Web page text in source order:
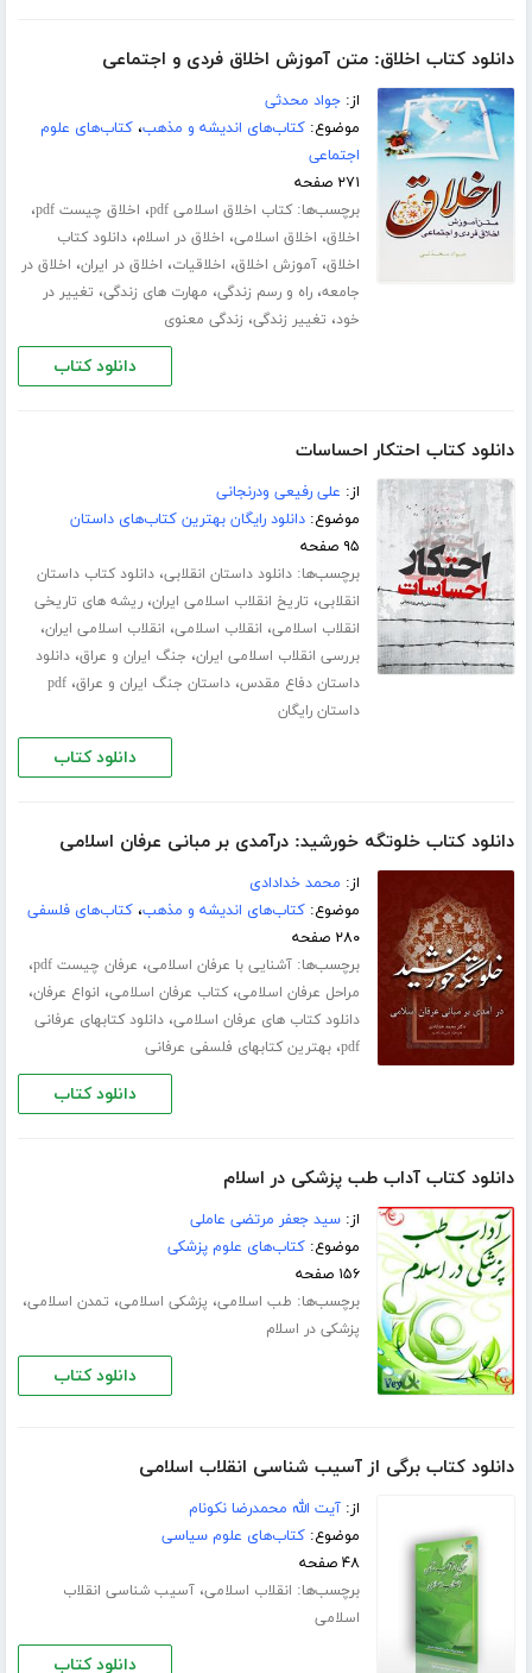
دانلود کتاب اخلاق: متن آموزش اخلاق فردی و اجتماعی
از:جواد محدثی
موضوع:کتاب‌های اندیشه و مذهب،کتاب‌های علوم
اجتماعی
۲۷۱ صفحه
برچسب‌ها:کتاب اخلاق اسلامی pdf ، اخلاق چیست pdf ،
اخلاق، اخلاق اسلامی، اخلاق در اسلام،دانلود کتاب
اخلاق،آموزش اخلاق، اخلاقیات، اخلاق در ایران، اخلاق در
جامعه،راه و رسم زندگی، مهارت های زندگی، تغییر در
خود، تغییر زندگی، زندگی معنوی
دانلود کتاب
دانلود کتاب احتکار احساسات
از: علی رفیعی ودرنجانی
موضوع:دانلود رایگان بهترین کتاب‌های داستان
۹۵ صفحه
برچسب‌ها:دانلود داستان انقلابی،دانلود کتاب داستان
انقلابی، تاریخ انقلاب اسلامی ایران،ریشه های تاریخی
انقلاب اسلامی، انقلاب اسلامی، انقلاب اسلامی ایران،
بررسی انقلاب اسلامی ایران، جنگ ایران و عراق،دانلود
داستان دفاع مقدس،داستان جنگ ایران و عراق،pdf
داستان رایگان
دانلود کتاب
دانلود کتاب خلوتگه خورشید: درآمدی بر مبانی عرفان اسلامی
از: محمد خدادادی
موضوع:کتاب‌های اندیشه و مذهب،کتاب‌های فلسفی
۲۸۰ صفحه
برچسب‌ها:آشنایی با عرفان اسلامی، عرفان چیست pdf ،
مراحل عرفان اسلامی،کتاب عرفان اسلامی، انواع عرفان،
دانلود کتاب های عرفان اسلامی،دانلود کتابهای عرفانی
pdf،بهترین کتابهای فلسفی عرفانی
دانلود کتاب
دانلود کتاب آداب طب پزشکی در اسلام
از:سید جعفر مرتضی عاملی
موضوع:کتاب‌های علوم پزشکی
۱۵۶ صفحه
برچسب‌ها: طب اسلامی، پزشکی اسلامی، تمدن اسلامی،
پزشکی در اسلام
دانلود کتاب
دانلود کتاب برگی از آسیب شناسی انقلاب اسلامی
از:آیت الله محمدرضا نکونام
موضوع:کتاب‌های علوم سیاسی
۴۸ صفحه
برچسب‌ها: انقلاب اسلامی،آسیب شناسی انقلاب
اسلامی
دانلود کتاب